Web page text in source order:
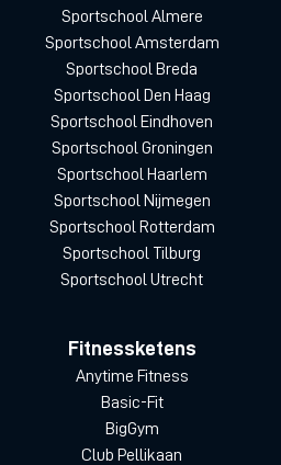
Sportschool Almere
Sportschool Amsterdam
Sportschool Breda
Sportschool Den Haag
Sportschool Eindhoven
Sportschool Groningen
Sportschool Haarlem
Sportschool Nijmegen
Sportschool Rotterdam
Sportschool Tilburg
Sportschool Utrecht
Fitnessketens
Anytime Fitness
Basic-Fit
BigGym
Club Pellikaan